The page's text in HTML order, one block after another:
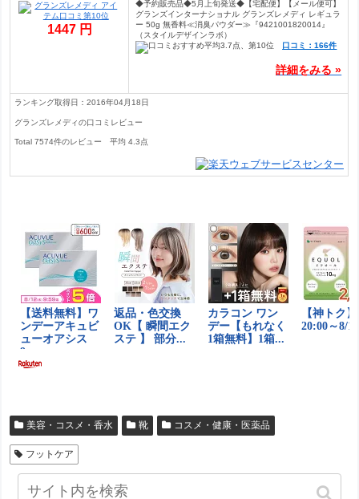
1447 円
◆予約販売品◆5月上旬発送◆【宅配便】【メール便可】
グランズインターナショナル グランズレメディ レギュラ
ー 50g 無香料≪消臭パウダー≫『9421001820014』
（スタイルデザインラボ）
口コミ：166件
詳細をみる »
ランキング取得日：2016年04月18日
グランズレメディの口コミレビュー
Total7574件のレビュー平均4.3点
美容・コスメ・香水 靴 コスメ・健康・医薬品
フットケア